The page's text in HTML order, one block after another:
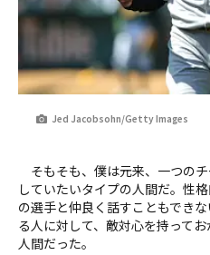
Jed Jacobsohn/Getty Images
そもそも、僕は元来、一つの
していたいタイプの人間だ。性
の選手と仲良く話すこともでき
る人に対して、敵対心を持って
人間だった。